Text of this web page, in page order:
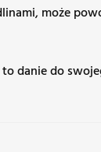
może
to danie do